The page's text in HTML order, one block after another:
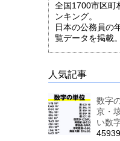
全国1700市区町
ンキング。
日本の公務員の
覧データを掲載。
人気記事
数字
京・
い数